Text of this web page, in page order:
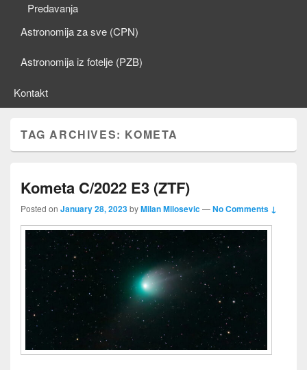
Predavanja
Astronomija za sve (CPN)
Astronomija iz fotelje (PZB)
Kontakt
TAG ARCHIVES: KOMETA
Kometa C/2022 E3 (ZTF)
Posted on January 28, 2023byMilan Milosevic—No Comments ↓